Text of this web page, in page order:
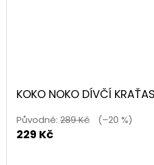
KOKO NOKO DÍVČÍ
Původně: 289 Kč (–20 %)
229 Kč